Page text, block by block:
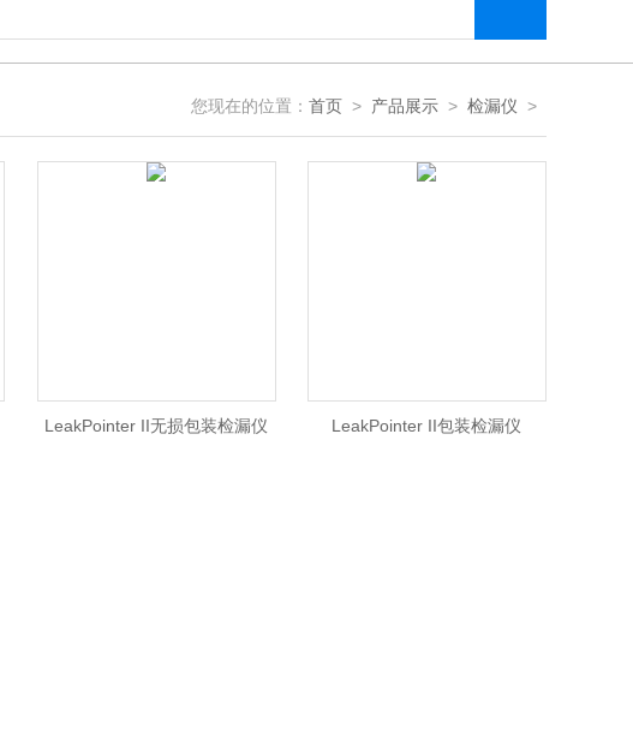
您现在的位置： 首页 > 产品展示 > 检漏仪 >
LeakPointer II无损包装检漏仪 LeakPointer II包装检漏仪